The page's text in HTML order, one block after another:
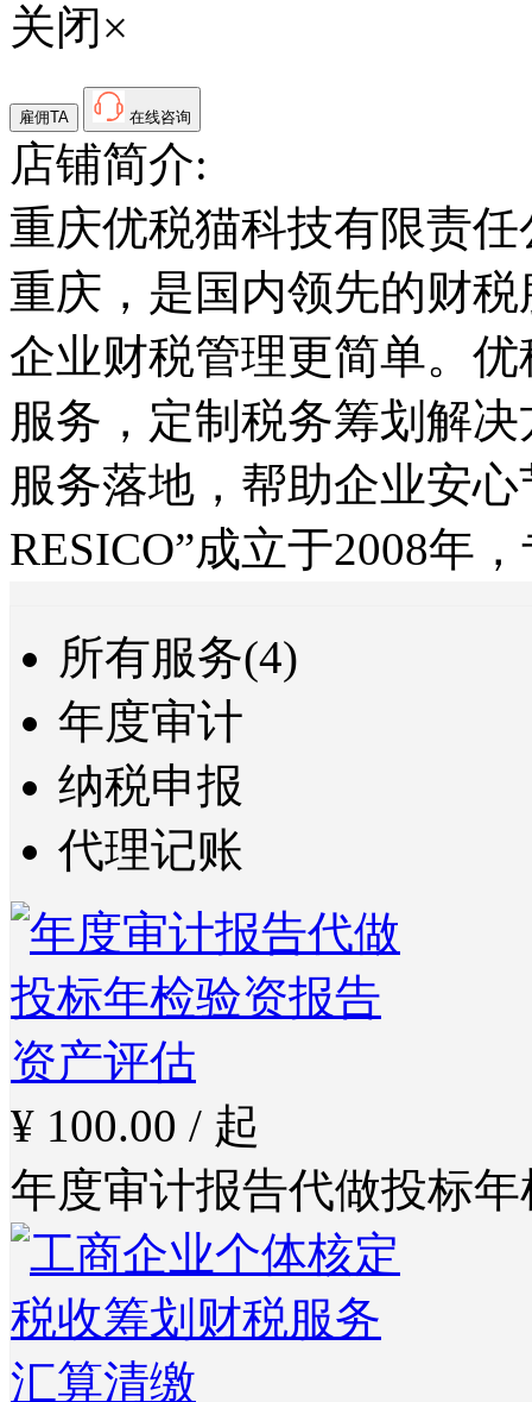
关闭×
雇佣TA 在线咨询
店铺简介:
重庆优税猫科技有限责
重庆，是国内领先的财
企业财税管理更简单。
服务，定制税务筹划解
服务落地，帮助企业安
RESICO”成立于2008年
所有服务(4)
年度审计
纳税申报
代理记账
¥ 100.00 / 起
年度审计报告代做投标